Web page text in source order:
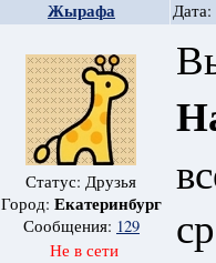
Жырафа
Статус: Друзья
Город: Екатеринбург
Сообщения: 129
Не в сети